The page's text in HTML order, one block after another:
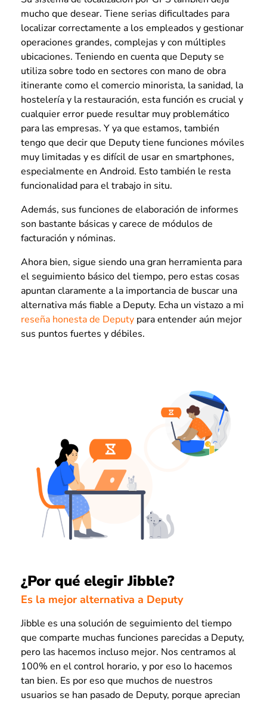
mucho que desear. Tiene serias dificultades para
localizar correctamente a los empleados y gestionar
operaciones grandes, complejas y con múltiples
ubicaciones. Teniendo en cuenta que Deputy se
utiliza sobre todo en sectores con mano de obra
itinerante como el comercio minorista, la sanidad, la
hostelería y la restauración, esta función es crucial y
cualquier error puede resultar muy problemático
para las empresas. Y ya que estamos, también
tengo que decir que Deputy tiene funciones móviles
muy limitadas y es difícil de usar en smartphones,
especialmente en Android. Esto también le resta
funcionalidad para el trabajo in situ.
Además, sus funciones de elaboración de informes
son bastante básicas y carece de módulos de
facturación y nóminas.
Ahora bien, sigue siendo una gran herramienta para
el seguimiento básico del tiempo, pero estas cosas
apuntan claramente a la importancia de buscar una
alternativa más fiable a Deputy. Echa un vistazo a mi
reseña honesta de Deputy para entender aún mejor
sus puntos fuertes y débiles.
¿Por qué elegir Jibble?
Es la mejor alternativa a Deputy
Jibble es una solución de seguimiento del tiempo
que comparte muchas funciones parecidas a Deputy,
pero las hacemos incluso mejor. Nos centramos al
100% en el control horario, y por eso lo hacemos
tan bien. Es por eso que muchos de nuestros
usuarios se han pasado de Deputy, porque aprecian